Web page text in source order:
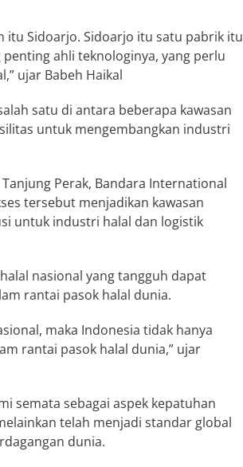
itu Sidoarjo. Sidoarjo itu satu pabrik itu
ahli teknologinya, yang perlu
ujar Babeh Haikal
satu di antara beberapa kawasan
untuk mengembangkan industri
Perak, Bandara International
tersebut menjadikan kawasan
untuk industri halal dan logistik
nasional yang tangguh dapat
rantai pasok halal dunia.
maka Indonesia tidak hanya
rantai pasok halal dunia,” ujar
semata sebagai aspek kepatuhan
telah menjadi standar global
dunia.